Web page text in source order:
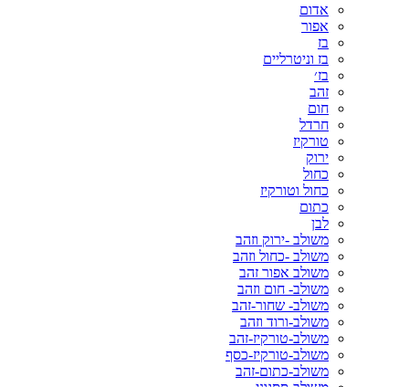
אדום
אפור
בז
בז וניטרליים
בז׳
זהב
חום
חרדל
טורקיז
ירוק
כחול
כחול וטורקיז
כתום
לבן
משולב -ירוק וזהב
משולב -כחול וזהב
משולב אפור זהב
משולב- חום וזהב
משולב- שחור-זהב
משולב-ורוד וזהב
משולב-טורקיז-זהב
משולב-טורקיז-כסף
משולב-כתום-זהב